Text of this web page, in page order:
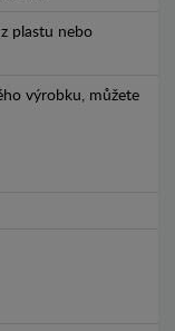
plastu nebo
výrobku, můžete